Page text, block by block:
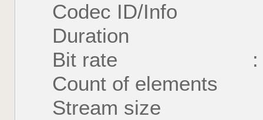
Codec ID/Info :
Duration : 57
Bit rate : 52
Count of
Stream size :